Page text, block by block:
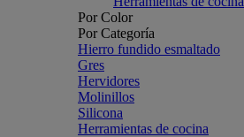
Por Color
Por Categoría
Hierro fundido esmaltado
Gres
Hervidores
Molinillos
Silicona
Herramientas de cocina